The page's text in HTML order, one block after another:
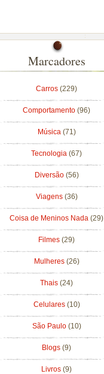
Marcadores
Carros (229)
Comportamento (96)
Música (71)
Tecnologia (67)
Diversão (56)
Viagens (36)
Coisa de Meninos Nada (29)
Filmes (29)
Mulheres (26)
Thais (24)
Celulares (10)
São Paulo (10)
Blogs (9)
Livros (9)